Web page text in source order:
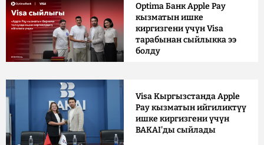
Optima Банк Apple Pay
кызматын ишке
киргизгени үчүн Visa
тарабынан сыйлыкка ээ
болду
Visa Кыргызстанда Apple
Pay кызматын ийгиликтүү
ишке киргизгени үчүн
BAKAI'ды сыйлады